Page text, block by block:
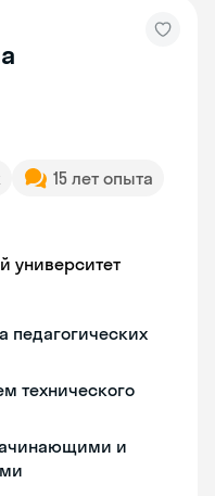
15 лет опыта
университет
педагогических
технического
и